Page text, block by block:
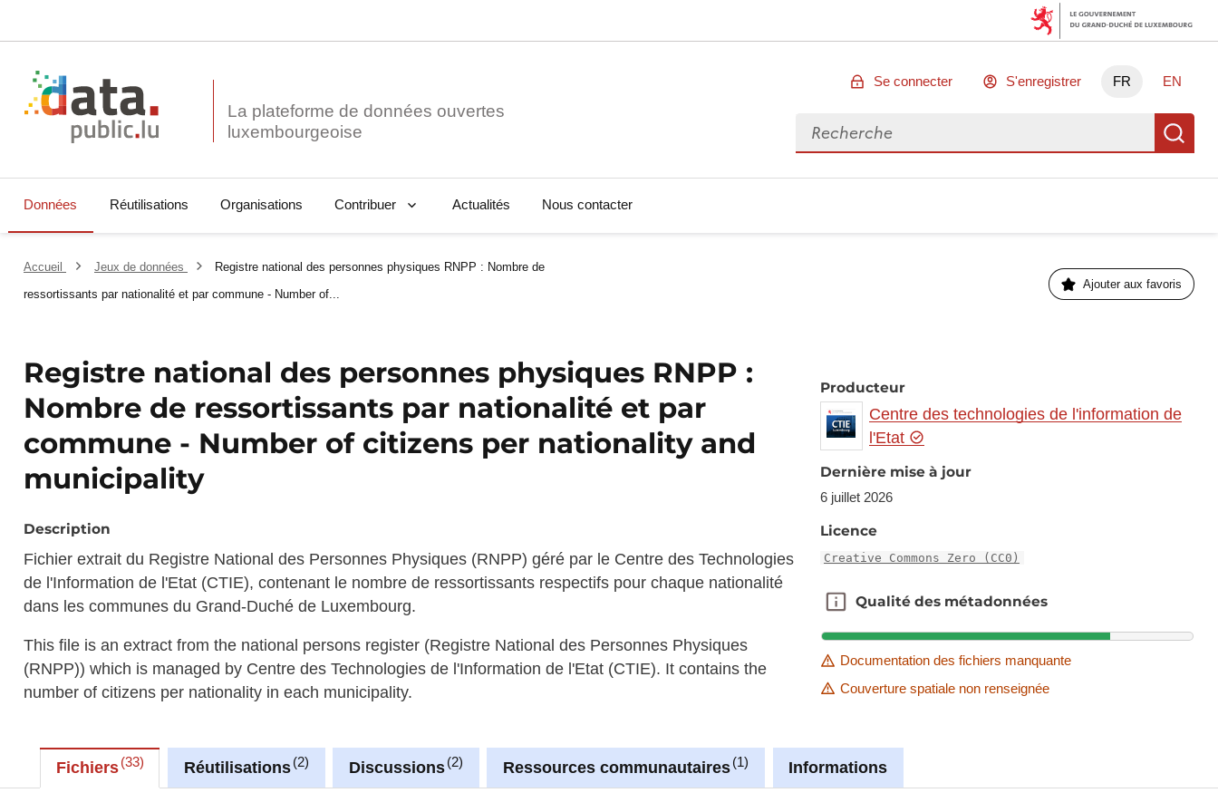
La plateforme de données ouvertes
Se connecter S'enregistrer FR EN
Rechercher des données
Données Réutilisations Organisations Contribuer Actualités Nous contacter
Accueil Jeux de données
Registre national des personnes physiques RNPP : Nombre de
ressortissants par nationalité et par commune - Number of...
Ajouter aux favoris
Registre national des personnes physiques RNPP :
Nombre de ressortissants par nationalité et par
commune - Number of citizens per nationality and
municipality
Description
Fichier extrait du Registre National des Personnes Physiques (RNPP) géré par le Centre des Technologies
de l'Information de l'Etat (CTIE), contenant le nombre de ressortissants respectifs pour chaque nationalité
dans les communes du Grand-Duché de Luxembourg.
This file is an extract from the national persons register (Registre National des Personnes Physiques
(RNPP)) which is managed by Centre des Technologies de l'Information de l'Etat (CTIE). It contains the
number of citizens per nationality in each municipality.
Producteur
Centre des technologies de l'information de
l'Etat
Dernière mise à jour
6 juillet 2026
Licence
Creative Commons Zero (CC0)
Qualité des métadonnées
Qualité des métadonnées
Documentation des fichiers manquante
Couverture spatiale non renseignée
Fichiers 33 Réutilisations 2 Discussions 2 Ressources communautaires 1 Informations